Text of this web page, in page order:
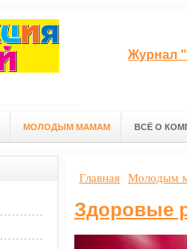
Журнал
МОЛОДЫМ МАМАМ ВСЁ О
Главная Молодым
Здоровые